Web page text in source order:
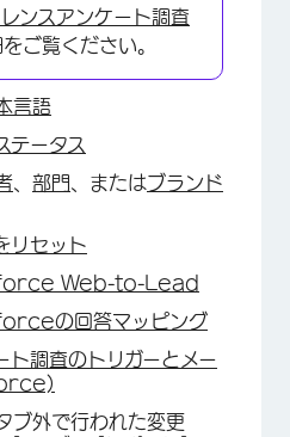
ンスアンケート調査
ご覧ください。
言語
テータス
、 部門、またはブランド
リセット
Web-to-Lead
の回答マッピング
ト調査のトリガーとメー
ブ外で行われた変更